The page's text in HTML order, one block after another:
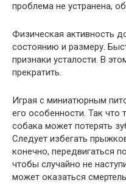
проблема не устранена,
Физическая активность
состоянию и размеру.
признаки усталости. В
прекратить.
Играя с миниатюрным
его особенности. Так что
собака может потерять
Следует избегать
конечно, передвигаться
чтобы случайно не
может оказаться